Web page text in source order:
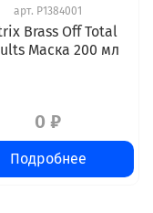
арт. P1384001
Brass Off Total
Маска 200 мл
0 ₽
Подробнее